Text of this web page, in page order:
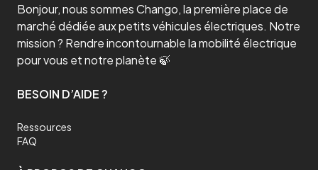
Bonjour, nous sommes Chango, la première place de
marché dédiée aux petits véhicules électriques. Notre
mission ? Rendre incontournable la mobilité électrique
pour vous et notre planète 🍃
BESOIN D’AIDE ?
Ressources
FAQ